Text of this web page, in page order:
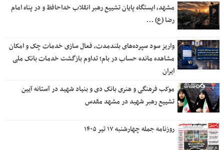
مشهد، ایستگاه پایان تشییع رهبر انقلاب خداحافظ و در پناه امام
رضا (ع) …
واریز سود سپرده‌های بلندمدت، فعال سازی خدمات چک و امکان
مشاهده مانده حساب در بام؛ تداوم بازگشت خدمات بانک ملی
ایران
موکب فرهنگی و هنری بانک دی و بنیاد شهید در آستانه آیین
تشییع رهبر شهید در مشهد مقدس
روزنامه جمله چهارشنبه ۱۷ تیر ۱۴۰۵